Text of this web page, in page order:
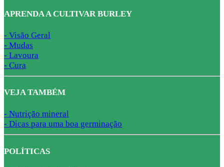
APRENDA A CULTIVAR BURLEY
- Visão Geral
- Mudas
- Lavoura
- Cura
VEJA TAMBÉM
- Nutrição mineral
- Dicas para uma boa germinação
POLÍTICAS